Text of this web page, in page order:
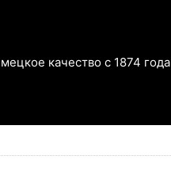
качество с 1874 года